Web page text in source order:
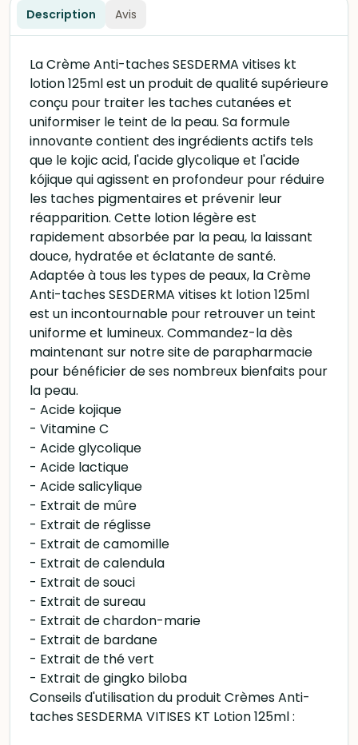
Description Avis
La Crème Anti-taches SESDERMA vitises kt
lotion 125ml est un produit de qualité supérieure
conçu pour traiter les taches cutanées et
uniformiser le teint de la peau. Sa formule
innovante contient des ingrédients actifs tels
que le kojic acid, l'acide glycolique et l'acide
kójique qui agissent en profondeur pour réduire
les taches pigmentaires et prévenir leur
réapparition. Cette lotion légère est
rapidement absorbée par la peau, la laissant
douce, hydratée et éclatante de santé.
Adaptée à tous les types de peaux, la Crème
Anti-taches SESDERMA vitises kt lotion 125ml
est un incontournable pour retrouver un teint
uniforme et lumineux. Commandez-la dès
maintenant sur notre site de parapharmacie
pour bénéficier de ses nombreux bienfaits pour
la peau.
- Acide kojique
- Vitamine C
- Acide glycolique
- Acide lactique
- Acide salicylique
- Extrait de mûre
- Extrait de réglisse
- Extrait de camomille
- Extrait de calendula
- Extrait de souci
- Extrait de sureau
- Extrait de chardon-marie
- Extrait de bardane
- Extrait de thé vert
- Extrait de gingko biloba
Conseils d'utilisation du produit Crèmes Anti-
taches SESDERMA VITISES KT Lotion 125ml :